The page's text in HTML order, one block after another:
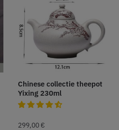
Chinese collectie theepot
Yixing 230ml
299,00 €